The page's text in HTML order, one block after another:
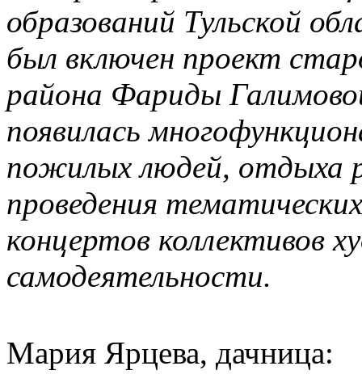
образований Тульской
был включен проект
района Фариды
появилась
пожилых людей, отдыха
проведения
концертов коллективов
самодеятельности.
Мария Ярцева, дачница: